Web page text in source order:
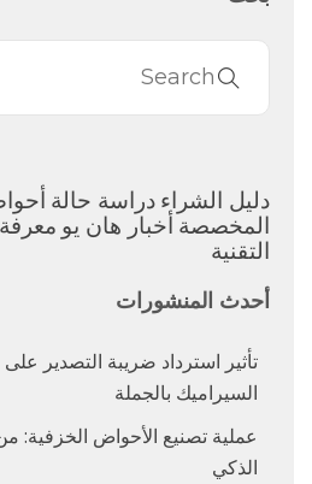
دليل الشراء دراسة حالة
المخصصة أخبار هان يو
التقنية
أحدث المنشورات
تأثير استرداد ضريبة التصدير
السيراميك بالجملة
عملية تصنيع الأحواض الخزفية:
الذكي